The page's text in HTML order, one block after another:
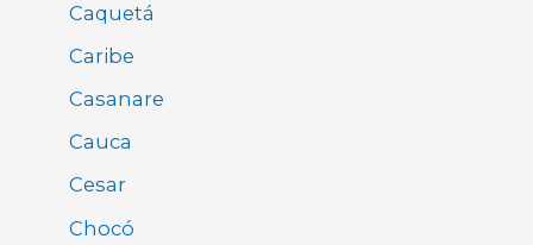
Caquetá
Caribe
Casanare
Cauca
Cesar
Chocó